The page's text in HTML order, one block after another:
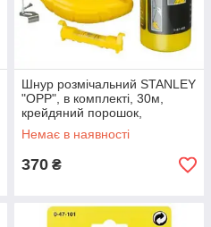
Шнур розмічальний STANLEY
"OPP", в комплекті, 30м,
крейдяний порошок,
підвісний рівень.
Немає в наявності
370 ₴